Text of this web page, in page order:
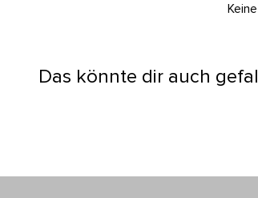
Das könnte dir auch